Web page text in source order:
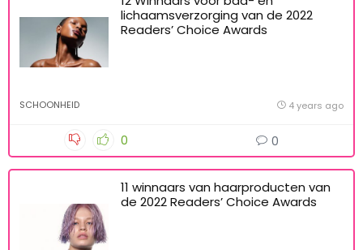
lichaamsverzorging van de 2022
Readers’ Choice Awards
SCHOONHEID 4 years ago
0 0
11 winnaars van haarproducten van
de 2022 Readers’ Choice Awards